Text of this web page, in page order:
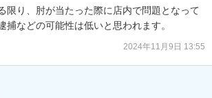
限り、肘が当たった際に店内で問題となって
捕などの可能性は低いと思われます。
2024年11月9日 13:55